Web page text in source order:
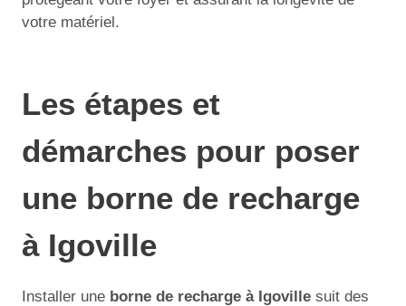
votre matériel.
Les étapes et
démarches pour poser
une borne de recharge
à Igoville
Installer une borne de recharge à Igoville suit des